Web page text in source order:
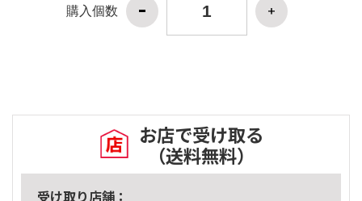
購入個数
お店で受け取る
（送料無料）
受け取り店舗：